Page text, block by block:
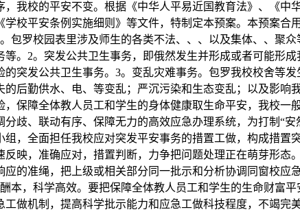
，我校的平安不变。根据《中华人平易近国教育法》、《
学校平安条例实施细则》等文件，特制定本预案。本预案
包罗校园表里涉及师生的各类不法、、、以及集体、、聚
。2。突发公共卫生事务，即俄然发生并形成或者可能形
的突发公共卫生事务。3。变乱灾难事务。包罗我校校舍等
后勤供水、电、等变乱；严沉污染和生态变乱；以及影
，保障全体教人员工和学生的身体健康取生命平安，我校
歧、联动有序、保障无力的高效应急办理系统，为打制“
组，全面担任我校应对突发平安事务的措置工做，构成措
反映，准确应对，措置判断，力争把问题处理正在萌芽形
应的准绳，把上级或相关部分同一批示和分析协调同窗校
本，科学高效。要把保障全体教人员工和学生的生命财富
工做机制，提高科学批示能力和应急工做科技程度，不竭